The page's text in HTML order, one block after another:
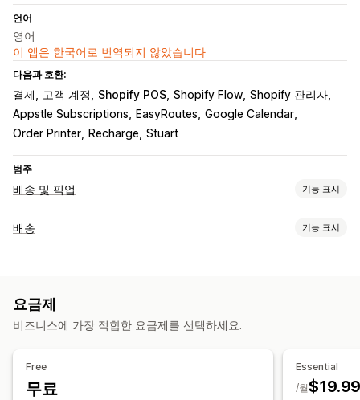
언어
영어
이 앱은 한국어로 번역되지 않았습니다
다음과 호환:
결제 고객 계정 Shopify POS Shopify Flow Shopify 관리자
Appstle Subscriptions
EasyRoutes Google Calendar
Order Printer
Recharge Stuart
범주
배송 및 픽업 기능 표시
배송 옵션
픽업 옵션
주문 한도
실시간 추적
배송 기능 표시
반품 레이블
주문 동기화
여러 언어 배송업체 선택 배송료
주문 동기화
요금제
비즈니스에 가장 적합한 요금제를 선택하세요.
Free
무료
Essential
/월